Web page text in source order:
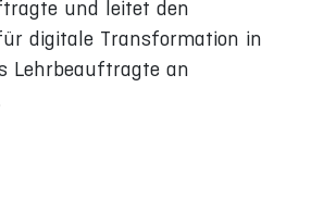
und leitet den
digitale Transformation in
Lehrbeauftragte an